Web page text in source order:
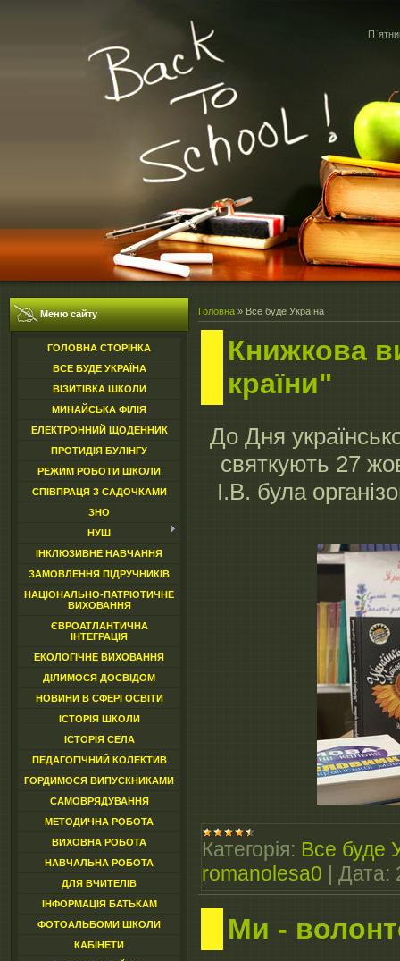
Меню сайту
ГОЛОВНА СТОРІНКА
ВСЕ БУДЕ УКРАЇНА
ВІЗИТІВКА ШКОЛИ
МИНАЙСЬКА ФІЛІЯ
ЕЛЕКТРОННИЙ ЩОДЕННИК
ПРОТИДІЯ БУЛІНГУ
РЕЖИМ РОБОТИ ШКОЛИ
СПІВПРАЦЯ З САДОЧКАМИ
ЗНО
НУШ
ІНКЛЮЗИВНЕ НАВЧАННЯ
ЗАМОВЛЕННЯ ПІДРУЧНИКІВ
НАЦІОНАЛЬНО-ПАТРІОТИЧНЕ
ВИХОВАННЯ
ЄВРОАТЛАНТИЧНА
ІНТЕГРАЦІЯ
ЕКОЛОГІЧНЕ ВИХОВАННЯ
ДІЛИМОСЯ ДОСВІДОМ
НОВИНИ В СФЕРІ ОСВІТИ
ІСТОРІЯ ШКОЛИ
ІСТОРІЯ СЕЛА
ПЕДАГОГІЧНИЙ КОЛЕКТИВ
ГОРДИМОСЯ ВИПУСКНИКАМИ
САМОВРЯДУВАННЯ
МЕТОДИЧНА РОБОТА
ВИХОВНА РОБОТА
НАВЧАЛЬНА РОБОТА
ДЛЯ ВЧИТЕЛІВ
ІНФОРМАЦІЯ БАТЬКАМ
ФОТОАЛЬБОМИ ШКОЛИ
КАБІНЕТИ
Головна » Все буде Україна
Книжкова
країни"
До Дня
святкують 27
І.В. була
Категорія: Все буде
romanolesa0 | Дата:
Ми -